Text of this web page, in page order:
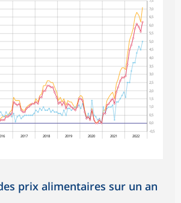
-0,5
0,0
0,5
1,0
1,5
2,0
2,5
3,0
3,5
4,0
4,5
5,0
5,5
6,0
6,5
7,0
2017 2018 2019 2020 2021 2022
prix alimentaires sur un an